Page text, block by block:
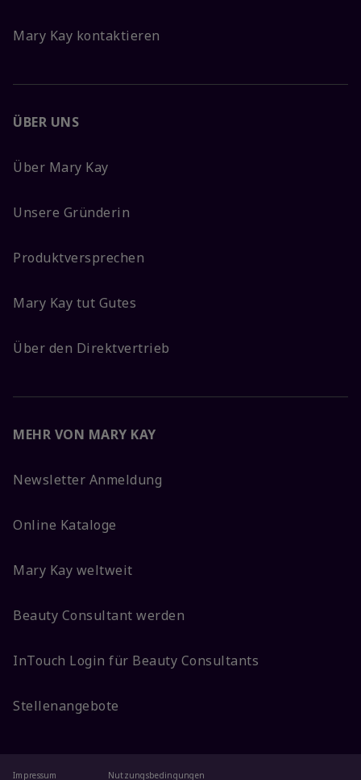
Mary Kay kontaktieren
ÜBER UNS
Über Mary Kay
Unsere Gründerin
Produktversprechen
Mary Kay tut Gutes
Über den Direktvertrieb
MEHR VON MARY KAY
Newsletter Anmeldung
Online Kataloge
Mary Kay weltweit
Beauty Consultant werden
InTouch Login für Beauty Consultants
Stellenangebote
Impressum Nutzungsbedingungen